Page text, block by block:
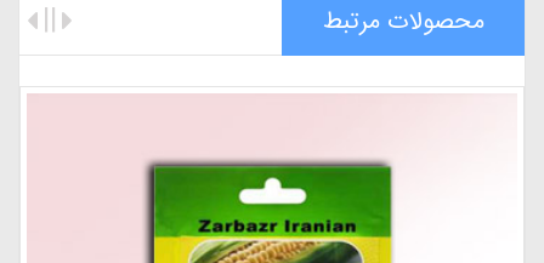
محصولات مرتبط